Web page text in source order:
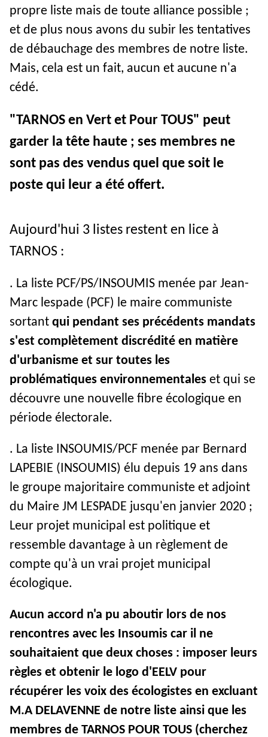
propre liste mais de toute alliance possible ;
et de plus nous avons du subir les tentatives
de débauchage des membres de notre liste.
Mais, cela est un fait, aucun et aucune n'a
cédé.
"TARNOS en Vert et Pour TOUS" peut
garder la tête haute ; ses membres ne
sont pas des vendus quel que soit le
poste qui leur a été offert.
Aujourd'hui 3 listes restent en lice à
TARNOS :
. La liste PCF/PS/INSOUMIS menée par Jean-
Marc lespade (PCF) le maire communiste
sortant qui pendant ses précédents mandats
s'est complètement discrédité en matière
d'urbanisme et sur toutes les
problématiques environnementales et qui se
découvre une nouvelle fibre écologique en
période électorale.
. La liste INSOUMIS/PCF menée par Bernard
LAPEBIE (INSOUMIS) élu depuis 19 ans dans
le groupe majoritaire communiste et adjoint
du Maire JM LESPADE jusqu'en janvier 2020 ;
Leur projet municipal est politique et
ressemble davantage à un règlement de
compte qu'à un vrai projet municipal
écologique.
Aucun accord n'a pu aboutir lors de nos
rencontres avec les Insoumis car il ne
souhaitaient que deux choses : imposer leurs
règles et obtenir le logo d'EELV pour
récupérer les voix des écologistes en excluant
M.A DELAVENNE de notre liste ainsi que les
membres de TARNOS POUR TOUS (cherchez